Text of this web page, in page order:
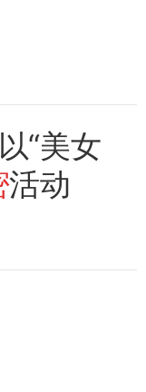
“美女
活动